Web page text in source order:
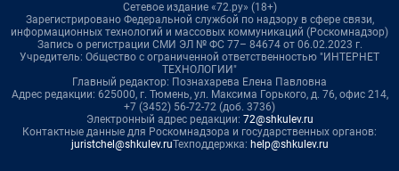
Сетевое издание «72.ру» (18+)
Зарегистрировано Федеральной службой по надзору в сфере связи,
информационных технологий и массовых коммуникаций (Роскомнадзор)
Запись о регистрации СМИ ЭЛ № ФС 77– 84674 от 06.02.2023 г.
Учредитель: Общество с ограниченной ответственностью "ИНТЕРНЕТ
ТЕХНОЛОГИИ"
Главный редактор: Познахарева Елена Павловна
Адрес редакции: 625000, г. Тюмень, ул. Максима Горького, д. 76, офис 214,
+7 (3452) 56-72-72 (доб. 3736)
Электронный адрес редакции: 72@shkulev.ru
Контактные данные для Роскомнадзора и государственных органов:
juristchel@shkulev.ruТехподдержка: help@shkulev.ru